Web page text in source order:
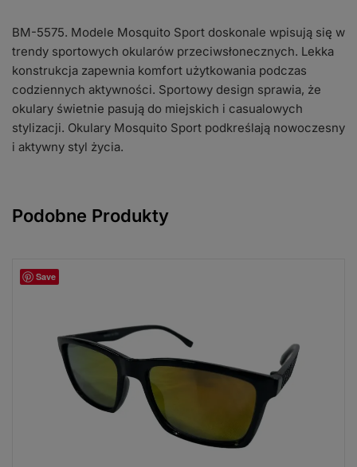
BM-5575. Modele Mosquito Sport doskonale wpisują się w
trendy sportowych okularów przeciwsłonecznych. Lekka
konstrukcja zapewnia komfort użytkowania podczas
codziennych aktywności. Sportowy design sprawia, że
okulary świetnie pasują do miejskich i casualowych
stylizacji. Okulary Mosquito Sport podkreślają nowoczesny
i aktywny styl życia.
Podobne Produkty
Save